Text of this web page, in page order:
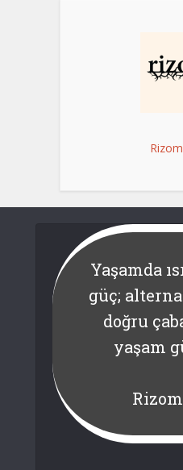
Yaşamda
güç;
doğru
yaşam